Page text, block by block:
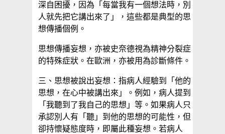
深自困擾，因為「每當我有一個想法時，別
人就先把它講出來了」，這些都是典型的思
想傳播個例。
思想傳播妄想，亦被史奈德視為精神分裂症
的特殊症狀。在歐洲，亦被用為診斷條件。
三、思想被說出妄想：指病人經驗到「他的
思想，在心中被講出來」。例如，病人提到
「我聽到了我自己的思想」等。如果病人只
承認別人有「聽」到他的思想的可能性，但
卻持懷疑態度時，即屬此種妄想。若病人